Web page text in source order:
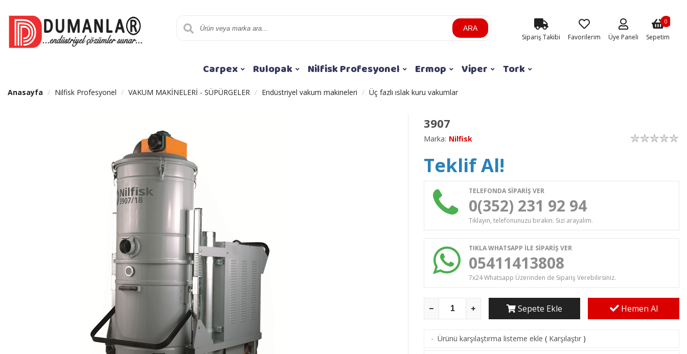
ARA
Sipariş Takibi Favorilerim Üye Paneli Sepetim
0
Carpex Rulopak Nilfisk Profesyonel Ermop Viper Tork
Anasayfa Nilfisk Profesyonel VAKUM MAKİNELERİ - SÜPÜRGELER Endüstriyel vakum makineleri Üç fazlı ıslak kuru vakumlar
3907
Marka: Nilfisk
Teklif Al!
TELEFONDA SİPARİŞ VER
0(352) 231 92 94
Tıklayın, telefonunuzu bırakın. Sizi arayalım.
TIKLA WHATSAPP İLE SİPARİŞ VER
05411413808
7x24 Whatsapp Üzerinden de Sipariş Verebilirsiniz.
Sepete Ekle Hemen Al
· Ürünü karşılaştırma listeme ekle ( Karşılaştır )